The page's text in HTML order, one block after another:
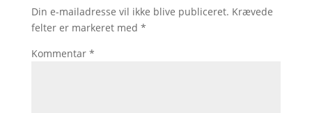
Din e-mailadresse vil ikke blive publiceret. Krævede
felter er markeret med *
Kommentar *